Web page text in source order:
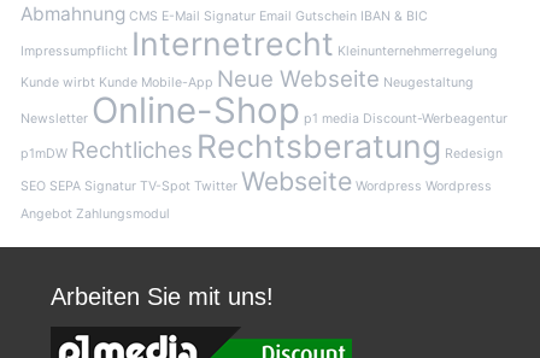
Abmahnung CMS E-Mail Signatur Email Gutschein IBAN & BIC
Impressumpflicht Internetrecht Kleinunternehmerregelung
Kunde wirbt Kunde Mobile-App Neue Webseite Neugestaltung
Newsletter Online-Shop p1 media Discount-Werbeagentur
p1mDW Rechtliches Rechtsberatung Redesign
SEO SEPA Signatur TV-Spot Twitter Webseite Wordpress Wordpress
Angebot Zahlungsmodul
Arbeiten Sie mit uns!